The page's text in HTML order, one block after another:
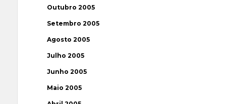
Outubro 2005
Setembro 2005
Agosto 2005
Julho 2005
Junho 2005
Maio 2005